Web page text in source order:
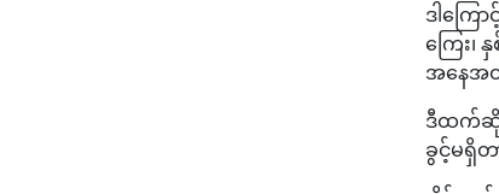
ဒါကြ
ကြေး
အနေအ
ဒီထက်ဆိုး
ခွင့်မရှိ